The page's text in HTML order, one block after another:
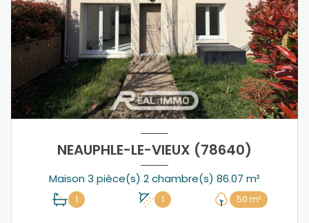
NEAUPHLE-LE-VIEUX (78640)
Maison 3 pièce(s) 2 chambre(s) 86.07 m²
1 1 50 m²